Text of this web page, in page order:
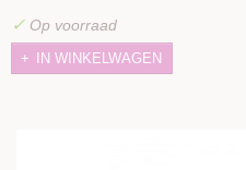
✓ Op voorraad
IN WINKELWAGEN